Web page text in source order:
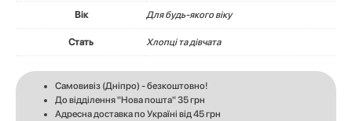
Вік Для будь-якого віку
Стать Хлопці та дівчата
Самовивіз (Дніпро) - безкоштовно!
До відділення "Нова пошта" 35 грн
Адресна доставка по Україні від 45 грн